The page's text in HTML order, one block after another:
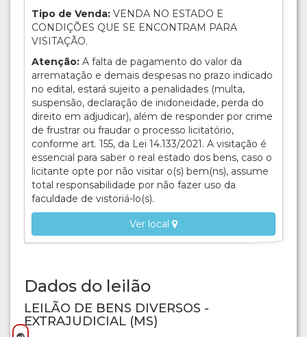
Tipo de Venda: VENDA NO ESTADO E
CONDIÇÕES QUE SE ENCONTRAM PARA
VISITAÇÃO.
Atenção: A falta de pagamento do valor da
arrematação e demais despesas no prazo indicado
no edital, estará sujeito a penalidades (multa,
suspensão, declaração de inidoneidade, perda do
direito em adjudicar), além de responder por crime
de frustrar ou fraudar o processo licitatório,
conforme art. 155, da Lei 14.133/2021. A visitação é
essencial para saber o real estado dos bens, caso o
licitante opte por não visitar o(s) bem(ns), assume
total responsabilidade por não fazer uso da
faculdade de vistoriá-lo(s).
Ver local
Dados do leilão
LEILÃO DE BENS DIVERSOS -
EXTRAJUDICIAL (MS)